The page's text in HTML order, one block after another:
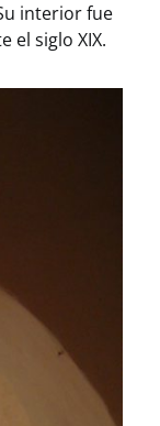
interior fue
el siglo XIX.